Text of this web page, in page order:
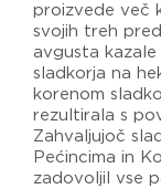
proizvede več
svojih treh
avgusta
sladkorja na
korenom
rezultirala s
Zahvaljujoč
Pećincima in
zadovoljil vse